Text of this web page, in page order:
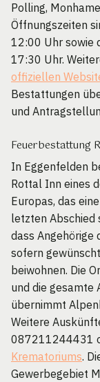
Polling,
Öffnungszeiten
12:00 Uhr sowie
17:30 Uhr.
offiziellen
Bestattungen
und
Feuerbestattung
In Eggenfelden
Rottal Inn eines
Europas, das
letzten Abschied
dass Angehörige
sofern
beiwohnen. Die
und die gesamte
übernimmt
Weitere
087211244431
Krematoriums.
Gewerbegebiet